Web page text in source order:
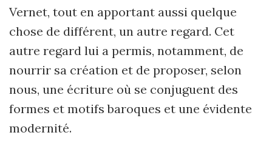
Vernet, tout en apportant aussi quelque
chose de différent, un autre regard. Cet
autre regard lui a permis, notamment, de
nourrir sa création et de proposer, selon
nous, une écriture où se conjuguent des
formes et motifs baroques et une évidente
modernité.